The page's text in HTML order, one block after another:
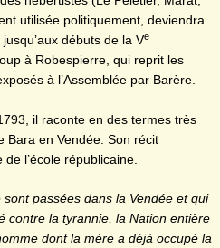
utilisée politiquement, deviendra
débuts de la Ve
à Robespierre, qui reprit les
à l’Assemblée par Barère.
il raconte en des termes très
Bara en Vendée. Son récit
l’école républicaine.
passées dans la Vendée et qui
contre la tyrannie, la Nation entière
dont la mère a déjà occupé la